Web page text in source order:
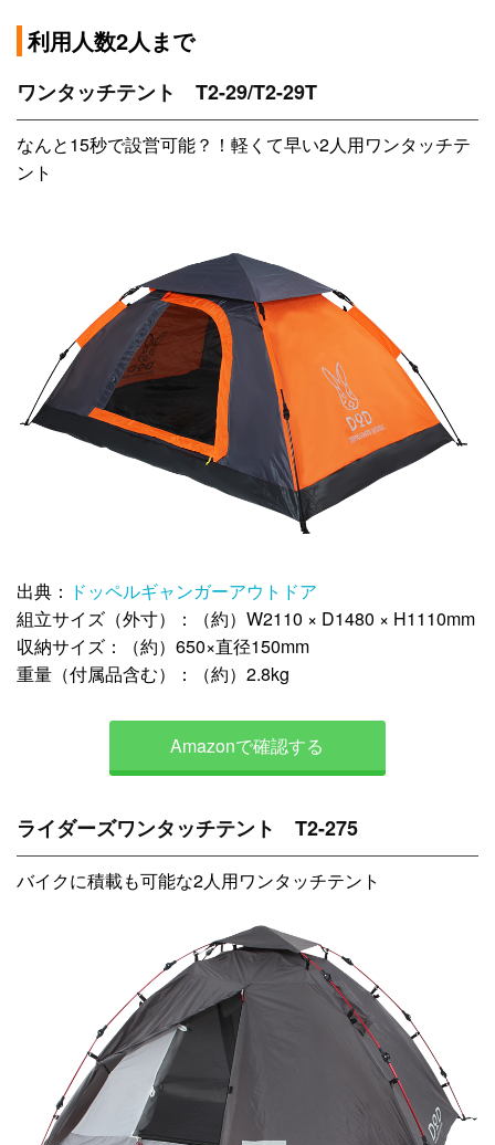
利用人数2人まで
ワンタッチテント T2-29/T2-29T
なんと15秒で設営可能？！軽くて早い2人用ワンタッチテ
ント
出典： ドッペルギャンガーアウトドア
組立サイズ（外寸）：（約）W2110 × D1480 × H1110mm
収納サイズ：（約）650×直径150mm
重量（付属品含む）：（約）2.8kg
Amazonで確認する
ライダーズワンタッチテント T2-275
バイクに積載も可能な2人用ワンタッチテント